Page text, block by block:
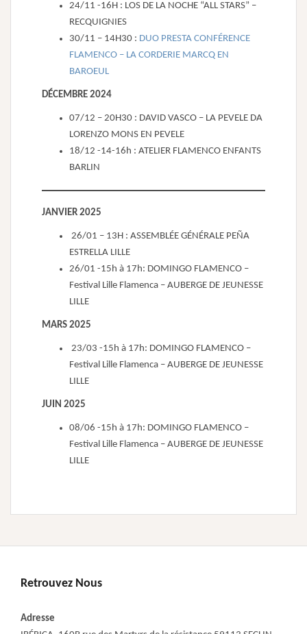
24/11 -16H : LOS DE LA NOCHE “ALL STARS” –
RECQUIGNIES
30/11 – 14H30 : DUO PRESTA CONFÉRENCE
FLAMENCO – LA CORDERIE MARCQ EN
BAROEUL
DÉCEMBRE 2024
07/12 – 20H30 : DAVID VASCO – LA PEVELE DA
LORENZO MONS EN PEVELE
18/12 -14-16h : ATELIER FLAMENCO ENFANTS
BARLIN
JANVIER 2025
26/01 – 13H : ASSEMBLÉE GÉNÉRALE PEÑA
ESTRELLA LILLE
26/01 -15h à 17h: DOMINGO FLAMENCO –
Festival Lille Flamenca – AUBERGE DE JEUNESSE
LILLE
MARS 2025
23/03 -15h à 17h: DOMINGO FLAMENCO –
Festival Lille Flamenca – AUBERGE DE JEUNESSE
LILLE
JUIN 2025
08/06 -15h à 17h: DOMINGO FLAMENCO –
Festival Lille Flamenca – AUBERGE DE JEUNESSE
LILLE
Retrouvez Nous
Adresse